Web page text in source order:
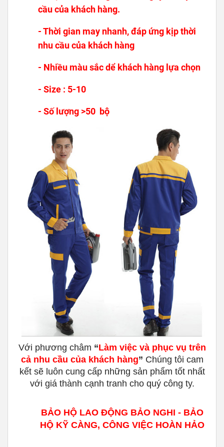
cầu của khách hàng.
- Thời gian may nhanh, đáp ứng kịp thời
nhu cầu của khách hàng
- Nhiều màu sắc dể khách hàng lựa chọn
- Size : 5-10
- Số lượng >50 bộ
Với phương châm “Làm việc và phục vụ trên
cả nhu cầu của khách hàng” Chúng tôi cam
kết sẽ luôn cung cấp những sản phẩm tốt nhất
với giá thành cạnh tranh cho quý công ty.
BẢO HỘ LAO ĐỘNG BẢO NGHI - BẢO
HỘ KỸ CÀNG, CÔNG VIỆC HOÀN HẢO